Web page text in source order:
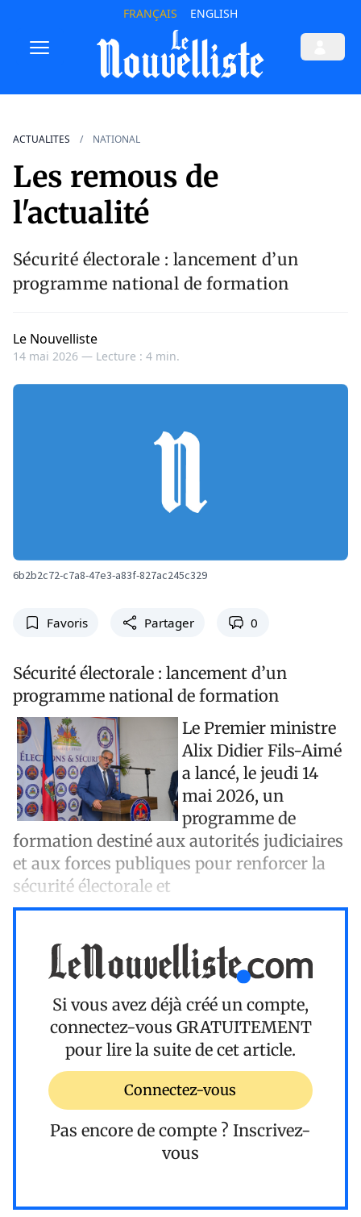
FRANÇAIS ENGLISH
ACTUALITES NATIONAL
Les remous de
l'actualité
Sécurité électorale : lancement d’un
programme national de formation
Le Nouvelliste
14 mai 2026 — Lecture : 4 min.
6b2b2c72-c7a8-47e3-a83f-827ac245c329
Favoris Partager 0
Sécurité électorale : lancement d’un
programme national de formation
Le Premier ministre
Alix Didier Fils-Aimé
a lancé, le jeudi 14
mai 2026, un
programme de
formation destiné aux autorités judiciaires
et aux forces publiques pour renforcer la
sécurité électorale et
Si vous avez déjà créé un compte,
connectez-vous GRATUITEMENT
pour lire la suite de cet article.
Connectez-vous
Pas encore de compte ? Inscrivez-
vous